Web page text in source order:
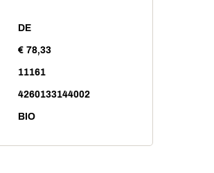
DE
€ 78,33
11161
4260133144002
BIO